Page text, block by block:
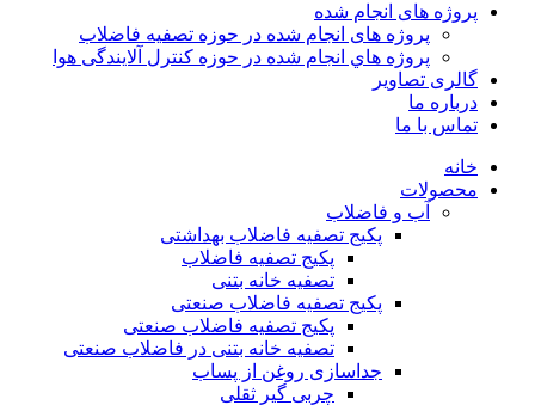
پروژه های انجام شده
پروژه های انجام شده در حوزه تصفیه فاضلاب
پروژه هاي انجام شده در حوزه کنترل آلایندگی هوا
گالری تصاویر
درباره ما
تماس با ما
خانه
محصولات
آب و فاضلاب
پکیج تصفیه فاضلاب بهداشتی
پکیج تصفیه فاضلاب
تصفیه خانه بتنی
پکیج تصفیه فاضلاب صنعتی
پکیج تصفیه فاضلاب صنعتی
تصفیه خانه بتنی در فاضلاب صنعتی
جداسازی روغن از پساب
چربی گیر ثقلی